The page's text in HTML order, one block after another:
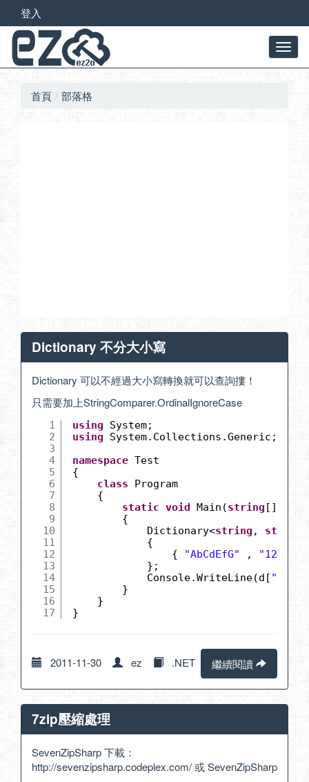
登入
首頁 部落格
Dictionary 不分大小寫
Dictionary 可以不經過大小寫轉換就可以查詢摟！
只需要加上StringComparer.OrdinalIgnoreCase
1
2
3
4
5
6
7
8
9
10
11
12
13
14
15
16
17
using
System;
using
System.Collections.Generic;
namespace Test
{
class
Program
{
static void Main(string []
{
Dictionary<string , string
{
{
"AbCdEfG" ,
"123456"
};
Console.WriteLine(d[
}
}
}
2011-11-30 ez .NET 繼續閱讀
7zip壓縮處理
SevenZipSharp 下載：
http://sevenzipsharp.codeplex.com/或SevenZipSharp